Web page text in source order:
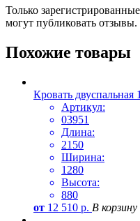
Только
могут публиковать отзывы.
Похожие товары
Кровать
Артикул:
03951
Длина:
2150
Ширина:
1280
Высота:
880
от 12 510 р. В корзину